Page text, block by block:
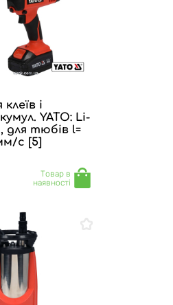
і
YATO: Li-
для тюбів l=
с [5]
Товар в
наявності